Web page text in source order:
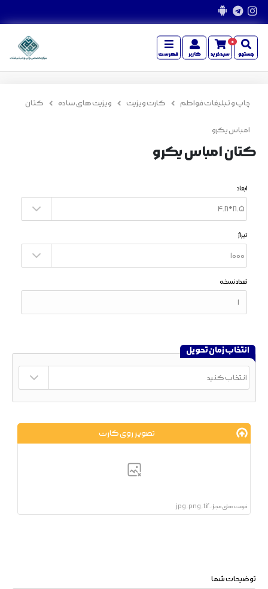
جستجو سبدخرید
0
کاربر
فهرست
چاپ و تبلیغات فواطم کارت ویزیت ویزیت های ساده کتان
امباس یکرو
کتان امباس یکرو
ابعاد
تیراژ
تعداد نسخه
انتخاب زمان تحویل
تصویر روی کارت
فرمت های مجاز: .jpg, .png, .tif
توضیحات شما